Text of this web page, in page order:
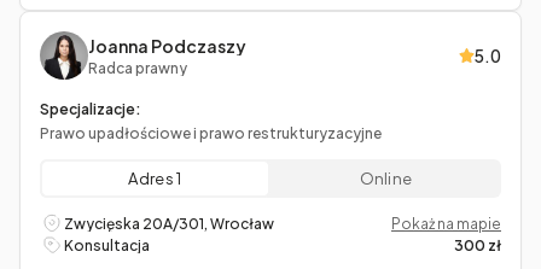
Joanna Podczaszy
Radca prawny
5.0
Specjalizacje:
Prawo upadłościowe i prawo restrukturyzacyjne
Adres 1 Online
Zwycięska 20A/301, Wrocław
Pokaż na mapie
Konsultacja
300 zł